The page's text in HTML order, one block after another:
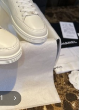
1